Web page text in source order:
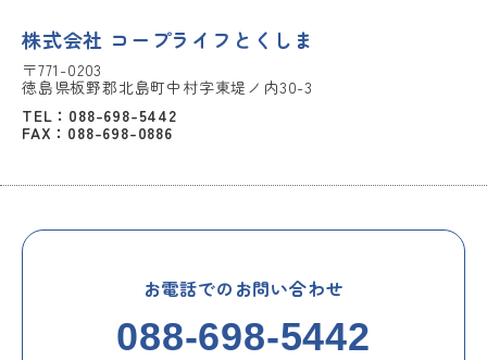
株式会社 コープライフとくしま
〒771-0203
徳島県板野郡北島町中村字東堤ノ内30-3
TEL：088-698-5442
FAX：088-698-0886
お電話でのお問い合わせ
088-698-5442